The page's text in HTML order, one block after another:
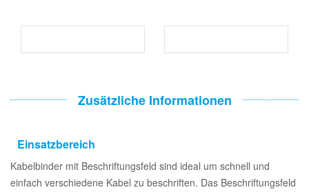
Zusätzliche Informationen
Einsatzbereich
Kabelbinder mit Beschriftungsfeld sind ideal um schnell und
einfach verschiedene Kabel zu beschriften. Das Beschriftungsfeld